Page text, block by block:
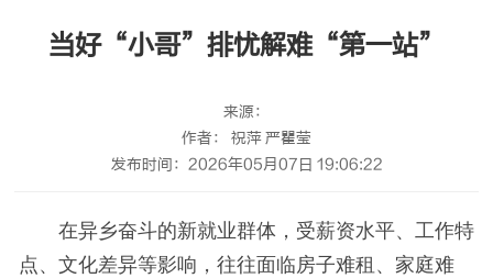
当好“小哥”排忧解难“第一站”
来源：
作者： 祝萍 严瞿莹
发布时间：2026年05月07日 19:06:22
在异乡奋斗的新就业群体，受薪资水平、工作特
点、文化差异等影响，往往面临房子难租、家庭难